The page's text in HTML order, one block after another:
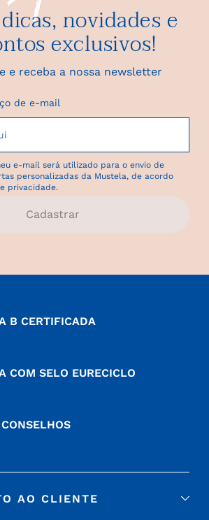
novidades e
exclusivos!
e receba a nossa newsletter
de e-mail
e-mail será utilizado para o envio de
personalizadas da Mustela, de acordo
privacidade.
Cadastrar
B CERTIFICADA
COM SELO EURECICLO
AO CLIENTE